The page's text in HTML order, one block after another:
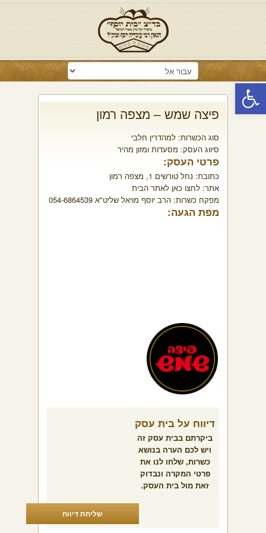
פתח סרגל נגישות
פיצה שמש – מצפה רמון
סוג הכשרות: למהדרין חלבי
סיווג העסק: מסעדות ומזון מהיר
פרטי העסק:
כתובת: נחל טורשים 1, מצפה רמון
אתר: לחצו כאן לאתר הבית
מפקח כשרות: הרב יוסף מויאל שליט"א 054-6864539
מפת הגעה:
דיווח על בית עסק
ביקרתם בבית עסק זה
ויש לכם הערה בנושא
כשרות, שלחו לנו את
פרטי המקרה ונבדוק
זאת מול בית העסק.
שליחת דיווח